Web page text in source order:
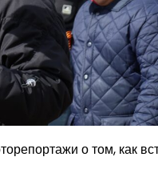
о том, как